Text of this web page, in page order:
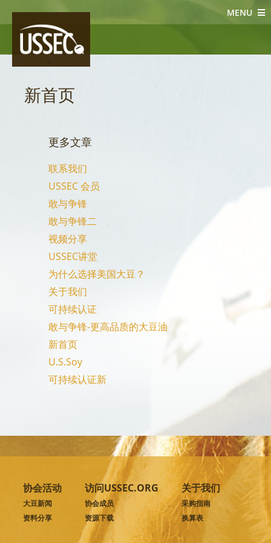
MENU
新首页
更多文章
联系我们
USSEC 会员
敢与争锋
敢与争锋二
视频分享
USSEC讲堂
为什么选择美国大豆？
关于我们
可持续认证
敢与争锋-更高品质的大豆油
新首页
U.S.Soy
可持续认证新
协会活动
大豆新闻
资料分享
访问USSEC.ORG
协会成员
资源下载
关于我们
采购指南
换算表